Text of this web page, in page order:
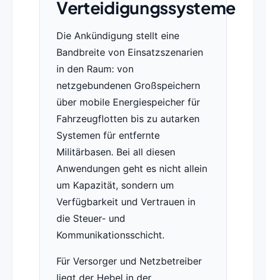
Verteidigungssysteme
Die Ankündigung stellt eine
Bandbreite von Einsatzszenarien
in den Raum: von
netzgebundenen Großspeichern
über mobile Energiespeicher für
Fahrzeugflotten bis zu autarken
Systemen für entfernte
Militärbasen. Bei all diesen
Anwendungen geht es nicht allein
um Kapazität, sondern um
Verfügbarkeit und Vertrauen in
die Steuer‑ und
Kommunikationsschicht.
Für Versorger und Netzbetreiber